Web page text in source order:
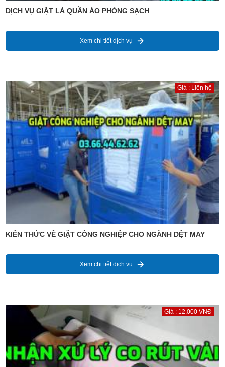
DỊCH VỤ GIẶT LÀ QUẦN ÁO PHÒNG SẠCH
Xem chi tiết dịch vụ
Giá : Liên hệ
KIẾN THỨC VỀ GIẶT CÔNG NGHIỆP CHO NGÀNH DỆT MAY
Xem chi tiết dịch vụ
Giá : 12,000 VNĐ